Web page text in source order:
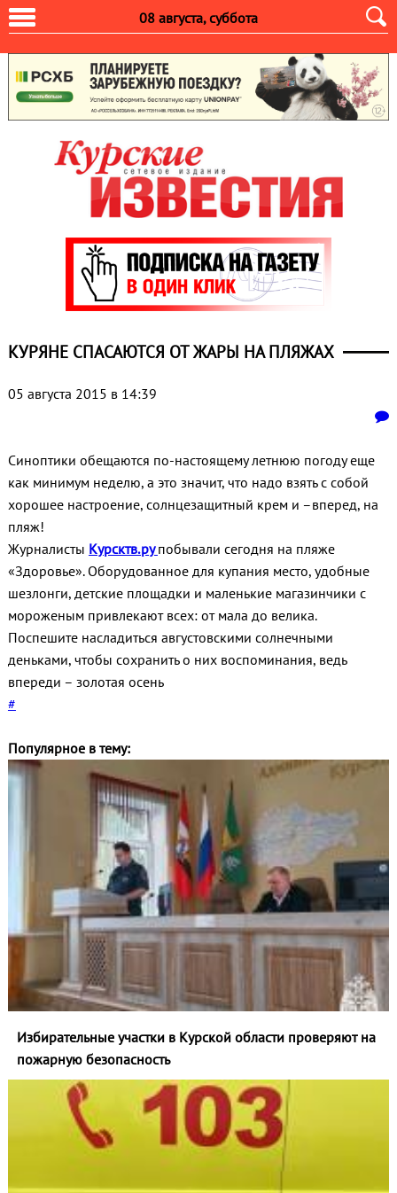
08 августа, суббота
КУРЯНЕ СПАСАЮТСЯ ОТ ЖАРЫ НА ПЛЯЖАХ
05 августа 2015 в 14:39
Синоптики обещаются по-настоящему летнюю погоду еще
как минимум неделю, а это значит, что надо взять с собой
хорошее настроение, солнцезащитный крем и –вперед, на
пляж!
Журналисты Курсктв.рупобывали сегодня на пляже
«Здоровье». Оборудованное для купания место, удобные
шезлонги, детские площадки и маленькие магазинчики с
мороженым привлекают всех: от мала до велика.
Поспешите насладиться августовскими солнечными
деньками, чтобы сохранить о них воспоминания, ведь
впереди – золотая осень
#
Популярное в тему:
Избирательные участки в Курской области проверяют на
пожарную безопасность